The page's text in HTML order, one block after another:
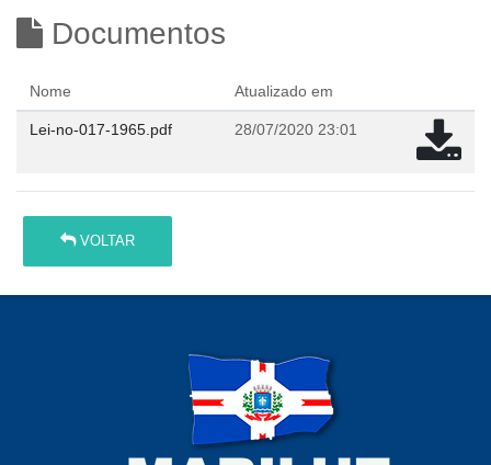
Documentos
Nome Atualizado em
Lei-no-017-1965.pdf 28/07/2020 23:01
VOLTAR